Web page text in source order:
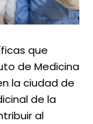
que
de Medicina
la ciudad de
de la
al